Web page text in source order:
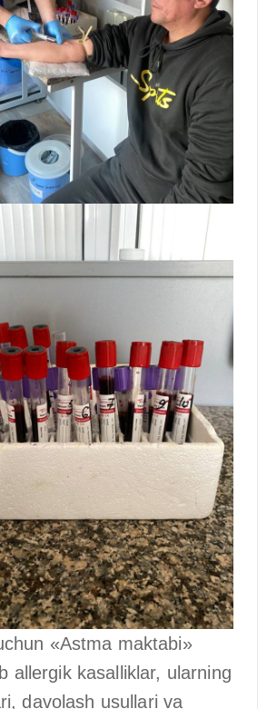
«Astma maktabi»
allergik kasalliklar, ularning
davolash usullari va